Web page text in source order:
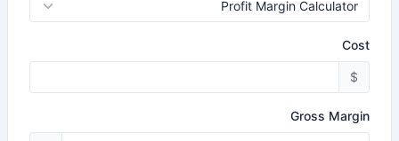
Cost
$
Gross Margin